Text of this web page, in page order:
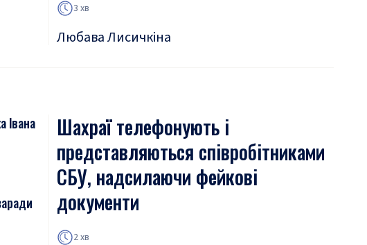
3 хв
Любава Лисичкіна
Івана
Шахраї телефонують і
представляються співробітниками
СБУ, надсилаючи фейкові
документи
2 хв